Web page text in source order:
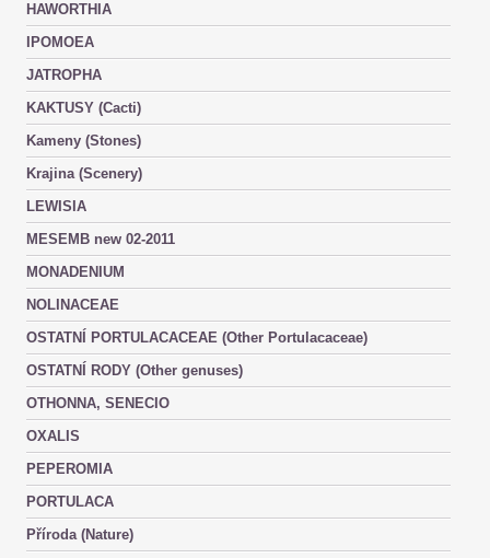
HAWORTHIA
IPOMOEA
JATROPHA
KAKTUSY (Cacti)
Kameny (Stones)
Krajina (Scenery)
LEWISIA
MESEMB new 02-2011
MONADENIUM
NOLINACEAE
OSTATNÍ PORTULACACEAE (Other Portulacaceae)
OSTATNÍ RODY (Other genuses)
OTHONNA, SENECIO
OXALIS
PEPEROMIA
PORTULACA
Příroda (Nature)